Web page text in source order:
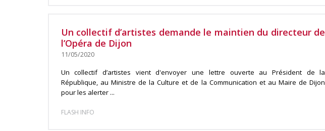
Un collectif d’artistes demande le maintien du directeur de
l’Opéra de Dijon
11/05/2020
Un collectif d’artistes vient d'envoyer une lettre ouverte au Président de la
République, au Ministre de la Culture et de la Communication et au Maire de Dijon
pour les alerter ...
FLASH INFO